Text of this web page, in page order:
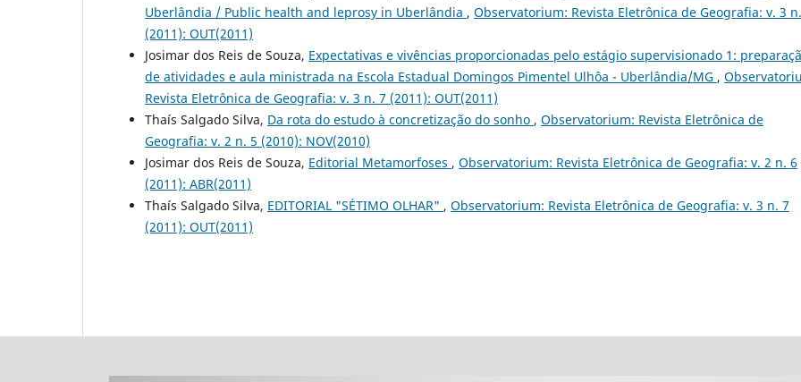
Uberlândia / Public health and leprosy in Uberlândia , Observatorium: Revista Eletrônica de Geografia: v. 3
(2011): OUT(2011)
Josimar dos Reis de Souza, Expectativas e vivências proporcionadas pelo estágio supervisionado 1:
de atividades e aula ministrada na Escola Estadual Domingos Pimentel Ulhôa - Uberlândia/MG ,
Revista Eletrônica de Geografia: v. 3 n. 7 (2011): OUT(2011)
Thaís Salgado Silva, Da rota do estudo à concretização do sonho , Observatorium: Revista Eletrônica de
Geografia: v. 2 n. 5 (2010): NOV(2010)
Josimar dos Reis de Souza, Editorial Metamorfoses , Observatorium: Revista Eletrônica de Geografia: v. 2 n. 6
(2011): ABR(2011)
Thaís Salgado Silva, EDITORIAL "SÉTIMO OLHAR" , Observatorium: Revista Eletrônica de Geografia: v. 3 n. 7
(2011): OUT(2011)